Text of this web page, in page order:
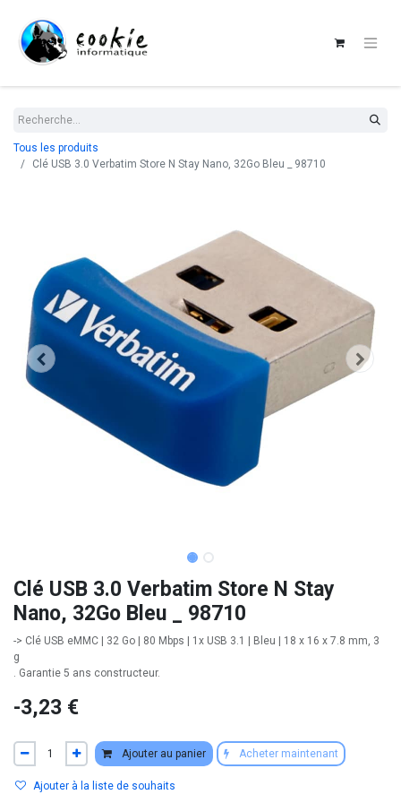
Tous les produits
Clé USB 3.0 Verbatim Store N Stay Nano, 32Go Bleu _ 98710
Clé USB 3.0 Verbatim Store N Stay
Nano, 32Go Bleu _ 98710
-> Clé USB eMMC | 32 Go | 80 Mbps | 1x USB 3.1 | Bleu | 18 x 16 x 7.8 mm, 3
g
. Garantie 5 ans constructeur.
- 3,23 €
Ajouter au panier Acheter maintenant
Ajouter à la liste de souhaits